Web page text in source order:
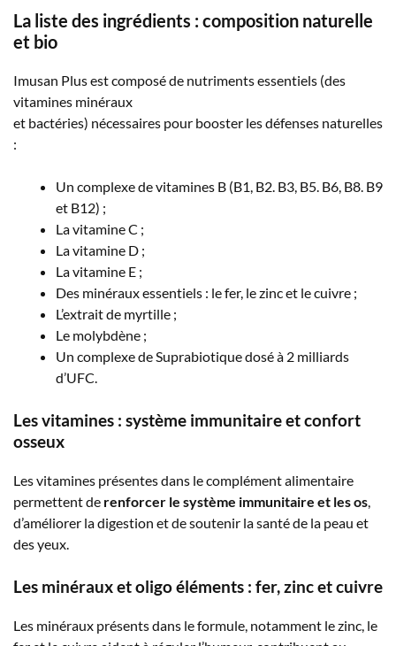
La liste des ingrédients : composition naturelle
et bio
Imusan Plus est composé de nutriments essentiels (des
vitamines minéraux
et bactéries) nécessaires pour booster les défenses naturelles
:
Un complexe de vitamines B (B1, B2. B3, B5. B6, B8. B9
et B12) ;
La vitamine C ;
La vitamine D ;
La vitamine E ;
Des minéraux essentiels : le fer, le zinc et le cuivre ;
L’extrait de myrtille ;
Le molybdène ;
Un complexe de Suprabiotique dosé à 2 milliards
d’UFC.
Les vitamines : système immunitaire et confort
osseux
Les vitamines présentes dans le complément alimentaire
permettent de renforcer le système immunitaire et les os,
d’améliorer la digestion et de soutenir la santé de la peau et
des yeux.
Les minéraux et oligo éléments : fer, zinc et cuivre
Les minéraux présents dans le formule, notamment le zinc, le